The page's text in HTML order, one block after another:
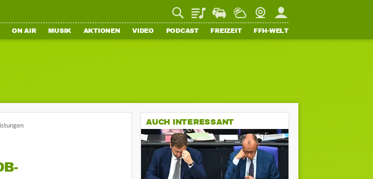
PlaylistStaupilotWetterWebcamMein FFH
ON AIR MUSIK AKTIONEN VIDEO PODCAST FREIZEIT FFH-WELT
AUCH INTERESSANT